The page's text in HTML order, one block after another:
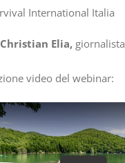
International Italia
Christian Elia, giornalista
video del webinar: